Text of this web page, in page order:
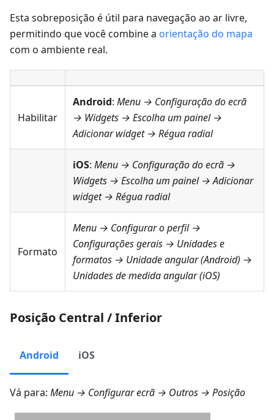
Esta sobreposição é útil para navegação ao ar livre,
permitindo que você combine a orientação do mapa
com o ambiente real.
Habilitar
Android: Menu → Configuração do ecrã
→ Widgets → Escolha um painel →
Adicionar widget → Régua radial
iOS: Menu → Configuração do ecrã →
Widgets → Escolha um painel → Adicionar
widget → Régua radial
Formato
Menu → Configurar o perfil →
Configurações gerais → Unidades e
formatos → Unidade angular(Android) →
Unidades de medida angular(iOS)
Posição Central / Inferior
Android iOS
Vá para: Menu → Configurar ecrã → Outros → Posição